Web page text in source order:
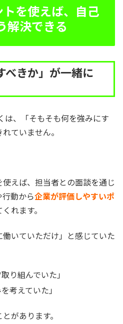
を使えば、自己
解決できる
べきか」が一緒に
は、「そもそも何を強みにす
ていません。
えば、担当者との面談を通じ
動から企業が評価しやすいポ
れます。
いていただけ」と感じていた
り組んでいた」
考えていた」
があります。